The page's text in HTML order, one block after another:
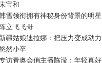
宝和
雪领衔拥有神秘身份背景的明星
陈立飞飞哥
新疆姑娘迪拉娜：把压力变成动力
然小卒
访青奥会俏主播陈滢：年轻真好